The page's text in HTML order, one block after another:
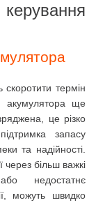
термін
акумулятора ще
це різко
запасу
та надійності.
через більш важкі
недостатнє
можуть швидко